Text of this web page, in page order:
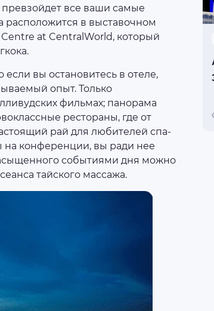
превзойдет все ваши самые
расположится в выставочном
at CentralWorld, который
если вы остановитесь в отеле,
опыт. Только
фильмах; панорама
рестораны, где от
рай для любителей спа-
на конференции, вы ради нее
событиями дня можно
тайского массажа.